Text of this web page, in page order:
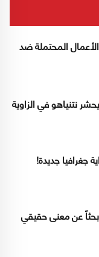
المحتملة ضد
نتنياهو في الزاوية
جغرافيا جديدة!
بحثاً عن معنى حقيقي